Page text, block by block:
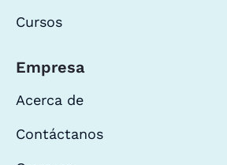
Cursos
Empresa
Acerca de
Contáctanos